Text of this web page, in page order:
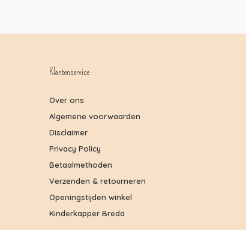
Klantenservice
Over ons
Algemene voorwaarden
Disclaimer
Privacy Policy
Betaalmethoden
Verzenden & retourneren
Openingstijden winkel
Kinderkapper Breda